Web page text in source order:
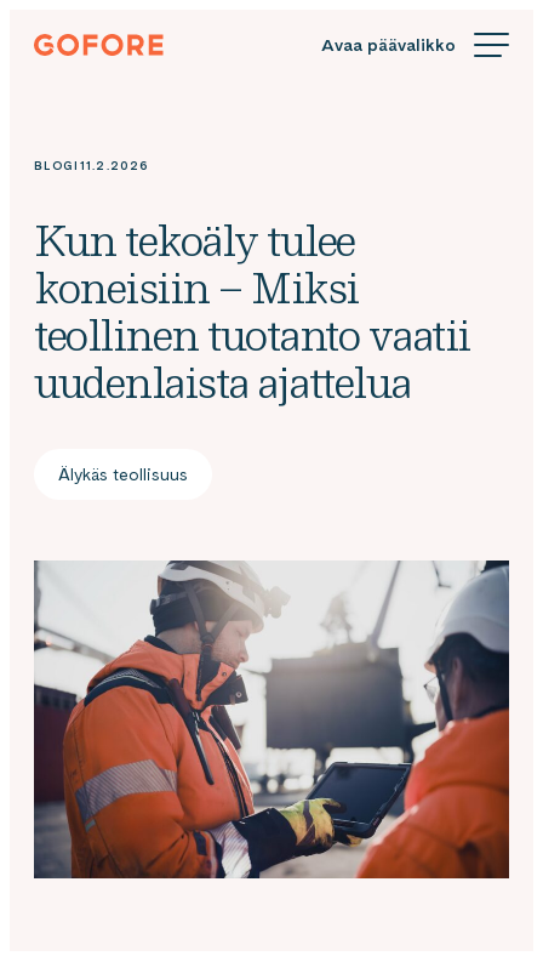
Siirry
suoraan
Gofore
knowledge
BLOGI 11.2.2026
Kun tekoäly tulee
koneisiin – Miksi
teollinen tuotanto vaatii
uudenlaista ajattelua
Älykäs teollisuus